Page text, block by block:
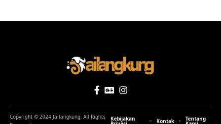
Copyright © 2024 Jailangkung. All Rights
Kebijakan Kontak Tentang